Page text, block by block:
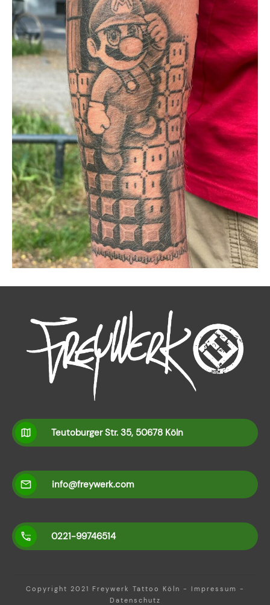
Teutoburger Str. 35, 50678 Köln
info@freywerk.com
0221-99746514
Copyright 2021 Freywerk Tattoo Köln - Impressum -
Datenschutz